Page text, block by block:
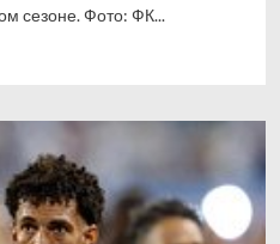
сезоне. Фото: ФК...